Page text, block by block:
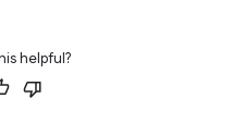
helpful?